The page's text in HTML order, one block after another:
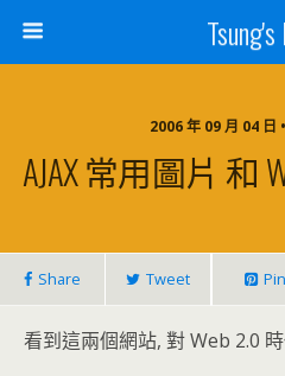
2006 年 09 月 04
AJAX 常用圖片 和
Share Tweet Pin
看到這兩個網站, 對 Web 2.0